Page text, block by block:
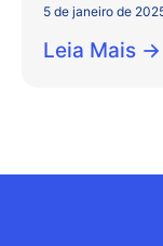
5 de janeiro de
Leia Mais →